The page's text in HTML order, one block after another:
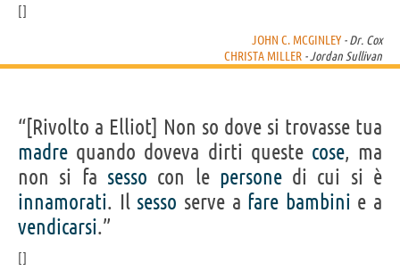
Frasi, citazioni e aforismi di Christa Miller
3IN ITALIANO
Personaggi affini per
JOHN C. MCGINLEY - Dr. Cox
CHRISTA MILLER - Jordan Sullivan
“[Rivolto a Elliot] Non so dove si trovasse tua
madre quando doveva dirti queste cose, ma
non si fa sesso con le personedi cui si è
innamorati. Il sesso serve a fare bambini e a
vendicarsi.”